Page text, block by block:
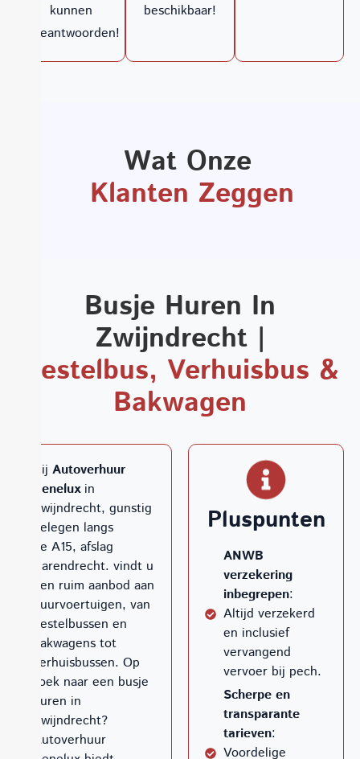
kunnen
beantwoorden!
beschikbaar!
Wat Onze ​
Klanten Zeggen
Busje Huren In
Zwijndrecht |
Bestelbus, Verhuisbus &
Bakwagen
Bij Autoverhuur
Beneluxin
Zwijndrecht, gunstig
gelegen langs
de A15, afslag
Barendrecht. vindt u
een ruim aanbod aan
huurvoertuigen, van
bestelbussen en
bakwagens tot
verhuisbussen. Op
zoek naar een busje
huren in
Zwijndrecht?
Autoverhuur
Pluspunten
ANWB
verzekering
inbegrepen:
Altijd verzekerd
en inclusief
vervangend
vervoer bij pech.
Scherpe en
transparante
tarieven:
Voordelige